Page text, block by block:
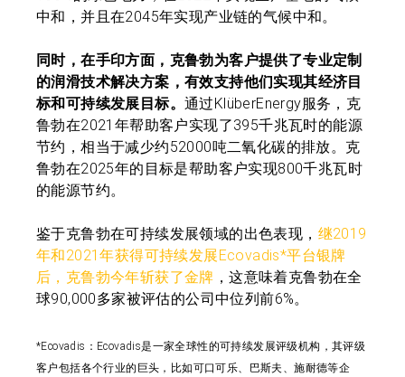
中和，并且在2045年实现产业链的气候中和。
同时，在手印方面，克鲁勃为客户提供了专业定制
的润滑技术解决方案，有效支持他们实现其经济目
标和可持续发展目标。 通过KlüberEnergy服务，克
鲁勃在2021年帮助客户实现了395千兆瓦时的能源
节约，相当于减少约52000吨二氧化碳的排放。克
鲁勃在2025年的目标是帮助客户实现800千兆瓦时
的能源节约。
鉴于克鲁勃在可持续发展领域的出色表现， 继2019
年和2021年获得可持续发展Ecovadis*平台银牌
后，克鲁勃今年斩获了金牌 ，这意味着克鲁勃在全
球90,000多家被评估的公司中位列前6%。
*Ecovadis：Ecovadis是一家全球性的可持续发展评级机构，其评级
客户包括各个行业的巨头，比如可口可乐、巴斯夫、施耐德等企